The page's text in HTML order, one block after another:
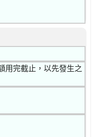
用完截止，以先發生之